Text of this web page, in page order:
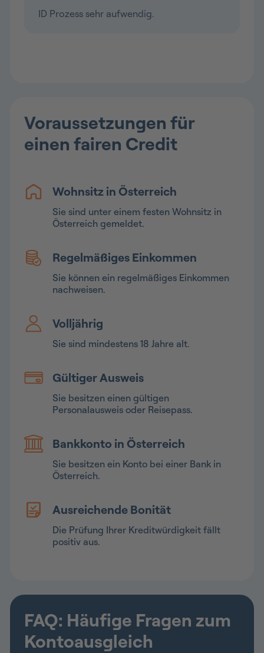
Voraussetzungen für
einen fairen Credit
Wohnsitz in Österreich
Sie sind unter einem festen Wohnsitz in
Österreich gemeldet.
Regelmäßiges Einkommen
Sie können ein regelmäßiges Einkommen
nachweisen.
Volljährig
Sie sind mindestens 18 Jahre alt.
Gültiger Ausweis
Sie besitzen einen gültigen
Personalausweis oder Reisepass.
Bankkonto in Österreich
Sie besitzen ein Konto bei einer Bank in
Österreich.
Ausreichende Bonität
Die Prüfung Ihrer Kreditwürdigkeit fällt
positiv aus.
FAQ: Häufige Fragen zum
Kontoausgleich